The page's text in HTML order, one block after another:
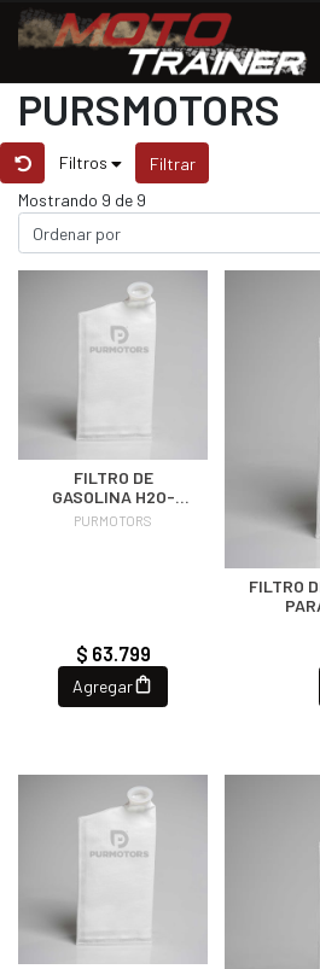
PURSMOTORS
Filtros
Filtrar
Mostrando 9 de 9
FILTRO DE
GASOLINA H2O-
STOP PARA DUCATI
PURMOTORS
$ 63.799
Agregar
FILTRO